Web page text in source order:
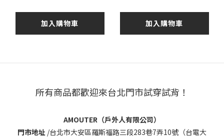
加入購物車 加入購物車
所有商品都歡迎來台北門市試穿試背！
AMOUTER（戶外人有限公司）
門市地址 /台北市大安區羅斯福路三段283巷7弄10號（台電大